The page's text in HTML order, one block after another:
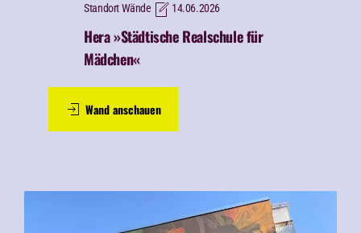
Standort Wände 14.06.2026
Hera »Städtische Realschule für
Mädchen«
Wand anschauen